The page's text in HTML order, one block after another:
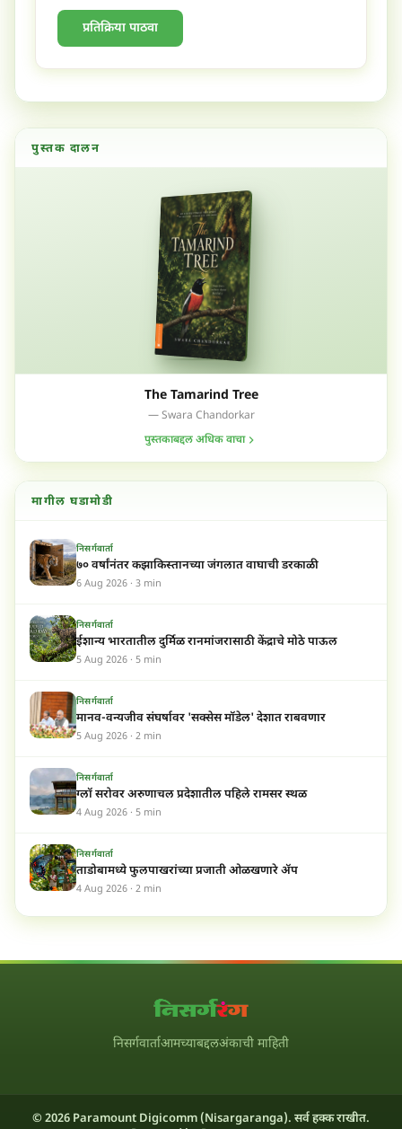
प्रतिक्रिया पाठवा
पुस्तक दालन
The Tamarind Tree
— Swara Chandorkar
पुस्तकाबद्दल अधिक वाचा
मागील घडामोडी
निसर्गवार्ता
७० वर्षांनंतर कझाकिस्तानच्या जंगलात वाघाची डरकाळी
6 Aug 2026 · 3 min
निसर्गवार्ता
ईशान्य भारतातील दुर्मिळ रानमांजरासाठी केंद्राचे मोठे पाऊल
5 Aug 2026 · 5 min
निसर्गवार्ता
मानव-वन्यजीव संघर्षावर 'सक्सेस मॉडेल' देशात राबवणार
5 Aug 2026 · 2 min
निसर्गवार्ता
ग्लॉ सरोवर अरुणाचल प्रदेशातील पहिले रामसर स्थळ
4 Aug 2026 · 5 min
निसर्गवार्ता
ताडोबामध्ये फुलपाखरांच्या प्रजाती ओळखणारे ॲप
4 Aug 2026 · 2 min
निसर्गवार्ताआमच्याबद्दलअंकाची माहिती
© 2026 Paramount Digicomm (Nisargaranga). सर्व हक्क राखीत.